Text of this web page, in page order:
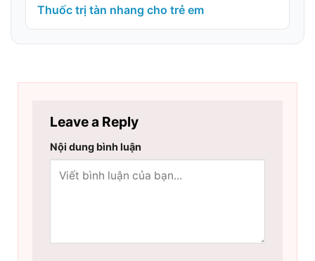
Thuốc trị tàn nhang cho trẻ em
Leave a Reply
Nội dung bình luận